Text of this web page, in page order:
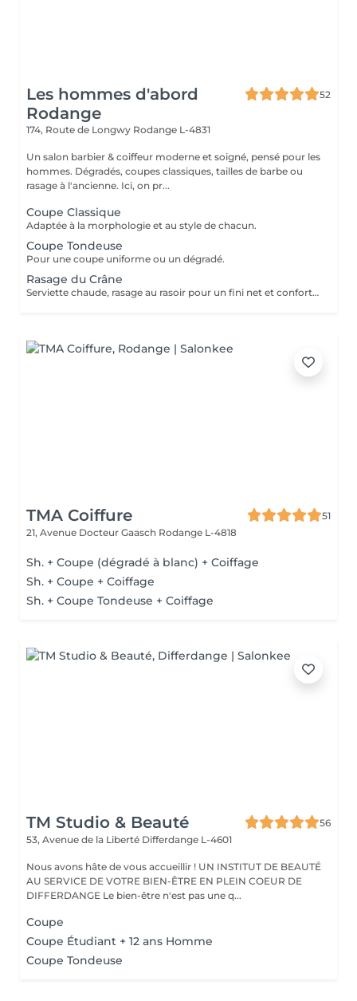
Les hommes d'abord
Rodange
52
174, Route de Longwy Rodange L-4831
Un salon barbier & coiffeur moderne et soigné, pensé pour les
hommes. Dégradés, coupes classiques, tailles de barbe ou
rasage à l'ancienne. Ici, on pr...
Coupe Classique
Adaptée à la morphologie et au style de chacun.
Coupe Tondeuse
Pour une coupe uniforme ou un dégradé.
Rasage du Crâne
Serviette chaude, rasage au rasoir pour un fini net et confortable.
TMA Coiffure
51
21, Avenue Docteur Gaasch Rodange L-4818
Sh. + Coupe (dégradé à blanc) + Coiffage
Sh. + Coupe + Coiffage
Sh. + Coupe Tondeuse + Coiffage
TM Studio & Beauté
56
53, Avenue de la Liberté Differdange L-4601
Nous avons hâte de vous accueillir ! UN INSTITUT DE BEAUTÉ
AU SERVICE DE VOTRE BIEN-ÊTRE EN PLEIN COEUR DE
DIFFERDANGE Le bien-être n'est pas une q...
Coupe
Coupe Étudiant + 12 ans Homme
Coupe Tondeuse